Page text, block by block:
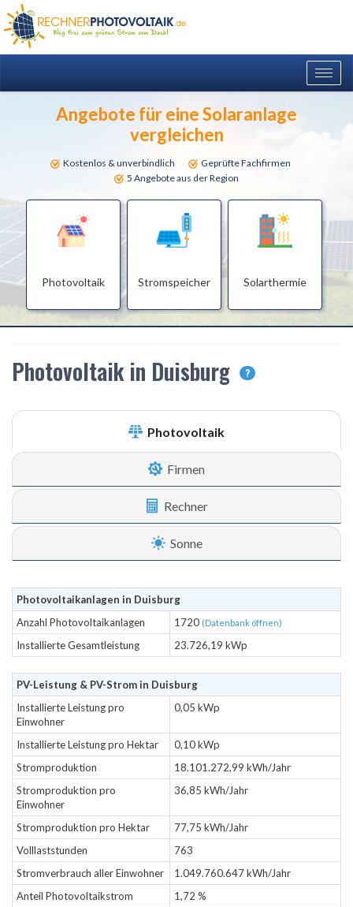
Angebote für eine Solaranlage
vergleichen
Kostenlos & unverbindlich
Geprüfte Fachfirmen
5 Angebote aus der Region
Photovoltaik Stromspeicher Solarthermie
Photovoltaik in Duisburg ?
Photovoltaik
Firmen
Rechner
Sonne
Photovoltaikanlagen in Duisburg
Anzahl Photovoltaikanlagen
1720 (Datenbank öffnen)
Installierte Gesamtleistung 23.726,19 kWp
PV-Leistung & PV-Strom in Duisburg
Installierte Leistung pro
Einwohner
0,05 kWp
Installierte Leistung pro Hektar
0,10 kWp
Stromproduktion
18.101.272,99 kWh/Jahr
Stromproduktion pro
Einwohner
36,85 kWh/Jahr
Stromproduktion pro Hektar
77,75 kWh/Jahr
Volllaststunden
763
Stromverbrauch aller Einwohner
1.049.760.647 kWh/Jahr
Anteil Photovoltaikstrom
1,72 %